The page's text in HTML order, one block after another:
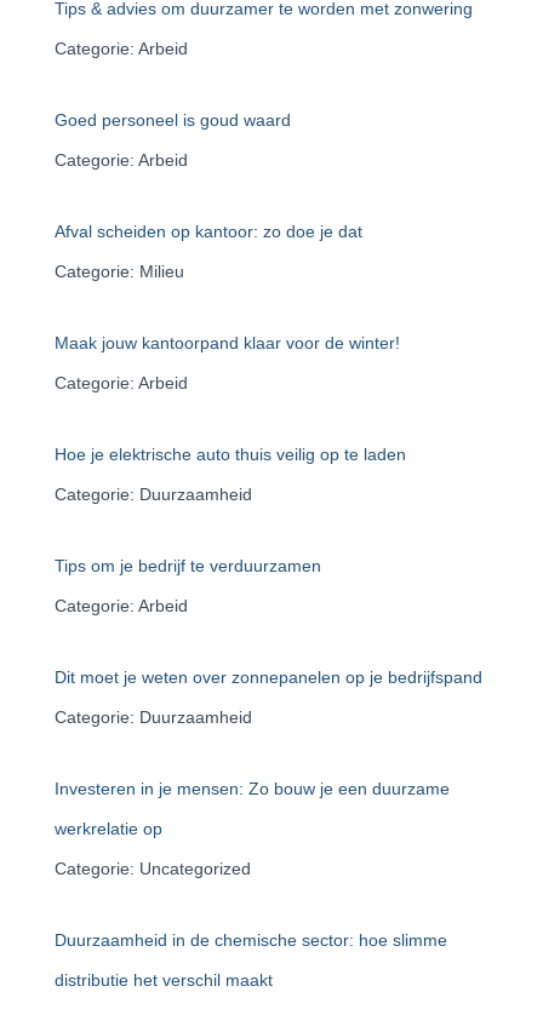
Tips & advies om duurzamer te worden met zonwering
Categorie: Arbeid
Goed personeel is goud waard
Categorie: Arbeid
Afval scheiden op kantoor: zo doe je dat
Categorie: Milieu
Maak jouw kantoorpand klaar voor de winter!
Categorie: Arbeid
Hoe je elektrische auto thuis veilig op te laden
Categorie: Duurzaamheid
Tips om je bedrijf te verduurzamen
Categorie: Arbeid
Dit moet je weten over zonnepanelen op je bedrijfspand
Categorie: Duurzaamheid
Investeren in je mensen: Zo bouw je een duurzame
werkrelatie op
Categorie: Uncategorized
Duurzaamheid in de chemische sector: hoe slimme
distributie het verschil maakt